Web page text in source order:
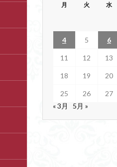
月 火 水
4 5 6
11 12 13
18 19 20
25 26 27
« 3月
5月 »